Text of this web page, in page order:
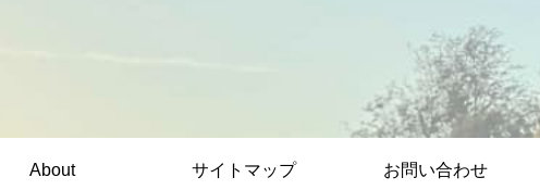
About サイトマップ お問い合わせ